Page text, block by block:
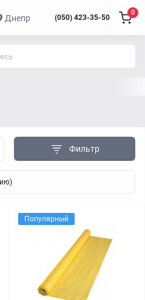
Днепр (050) 423-35-50
0
Фильтр
Популярный